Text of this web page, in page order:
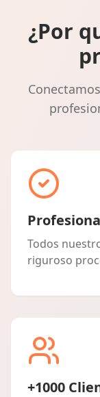
¿Por
Todos
riguroso
+1000